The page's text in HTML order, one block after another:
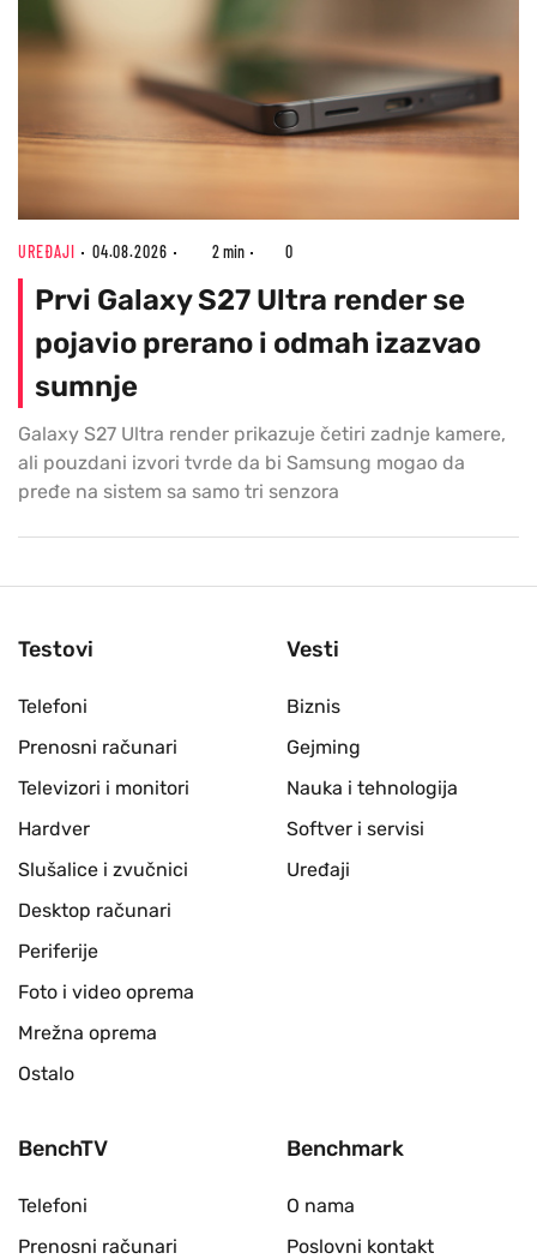
UREĐAJI 04.08.2026 2 min 0
Prvi Galaxy S27 Ultra render se
pojavio prerano i odmah izazvao
sumnje
Galaxy S27 Ultra render prikazuje četiri zadnje kamere,
ali pouzdani izvori tvrde da bi Samsung mogao da
pređe na sistem sa samo tri senzora
Testovi
Telefoni
Prenosni računari
Televizori i monitori
Hardver
Slušalice i zvučnici
Desktop računari
Periferije
Foto i video oprema
Mrežna oprema
Ostalo
Vesti
Biznis
Gejming
Nauka i tehnologija
Softver i servisi
Uređaji
BenchTV
Telefoni
Prenosni računari
Benchmark
O nama
Poslovni kontakt